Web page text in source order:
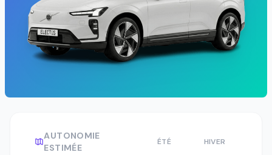
AUTONOMIE
ESTIMÉE
ÉTÉ HIVER